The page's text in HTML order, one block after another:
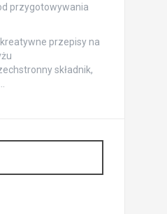
przygotowywania
przepisy na
składnik,